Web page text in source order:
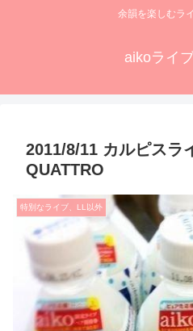
余韻を楽しむラ
aikoライ
2011/8/11 カルピスラ
QUATTRO
特別なライブ、LL以外